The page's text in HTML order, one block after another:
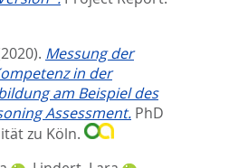
Messung der
in der
am Beispiel des
Assessment. PhD
zu Köln.